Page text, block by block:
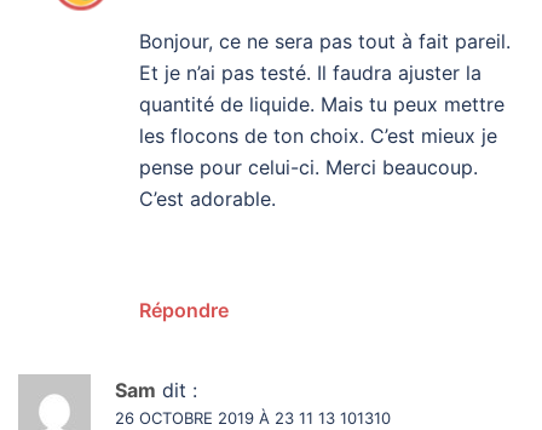
Bonjour, ce ne sera pas tout à fait pareil.
Et je n’ai pas testé. Il faudra ajuster la
quantité de liquide. Mais tu peux mettre
les flocons de ton choix. C’est mieux je
pense pour celui-ci. Merci beaucoup.
C’est adorable.
Répondre
Sam dit :
26 OCTOBRE 2019 À 23 11 13 101310